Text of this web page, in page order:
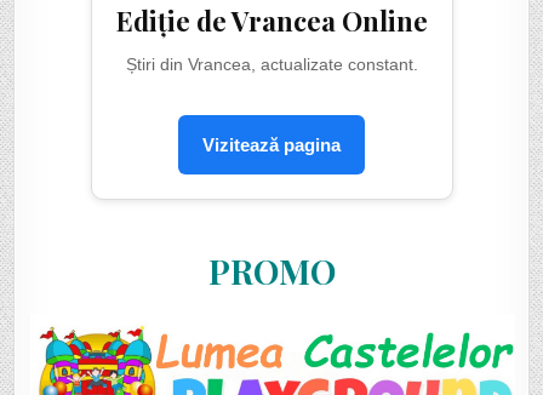
Ediție de Vrancea Online
Știri din Vrancea, actualizate constant.
Vizitează pagina
PROMO